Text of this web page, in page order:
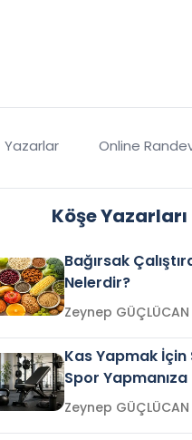
Yazarlar Online
Köşe Yazarları
Bağırsak
Nelerdir?
Zeynep GÜÇLÜCAN
Kas Yapmak
Spor
Zeynep GÜÇLÜCAN